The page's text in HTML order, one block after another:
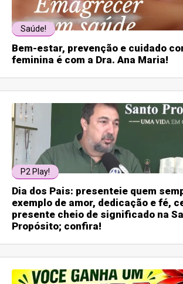
Saúde!
Bem-estar, prevenção e cuidado
feminina é com a Dra. Ana Maria!
P2 Play!
Dia dos Pais: presenteie quem
exemplo de amor, dedicação e fé,
presente cheio de significado na
Propósito; confira!